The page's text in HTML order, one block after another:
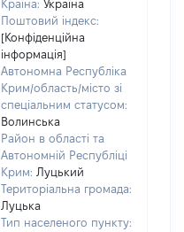
Країна: Україна
Поштовий індекс:
[Конфіденційна
інформація]
Автономна Республіка
Крим/область/місто зі
спеціальним статусом:
Волинська
Район в області та
Автономній Республіці
Крим: Луцький
Територіальна громада:
Луцька
Тип населеного пункту: